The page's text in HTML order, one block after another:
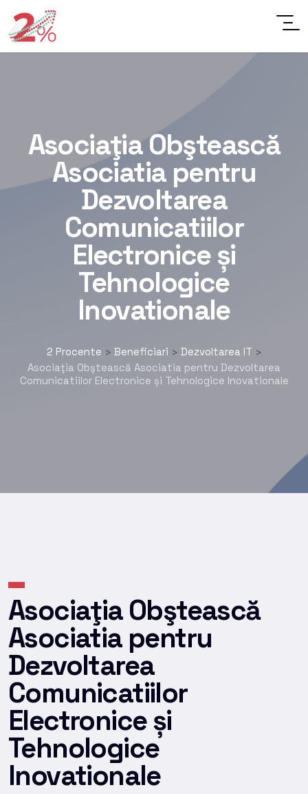
Asociaţia Obştească
Asociatia pentru
Dezvoltarea
Comunicatiilor
Electronice și
Tehnologice
Inovationale
2 Procente > Beneficiari > Dezvoltarea IT >
Asociaţia Obştească Asociatia pentru Dezvoltarea
Comunicatiilor Electronice și Tehnologice Inovationale
Asociaţia Obştească
Asociatia pentru
Dezvoltarea
Comunicatiilor
Electronice și
Tehnologice
Inovationale